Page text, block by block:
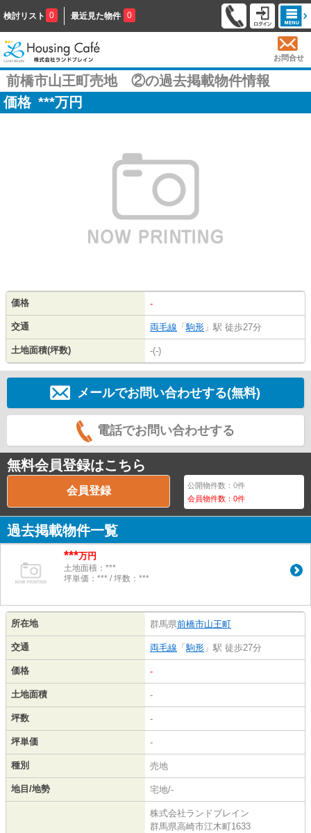
検討リスト 0 最近見た物件 0
お問合せ
前橋市山王町売地 ②の過去掲載物件情報
価格 ***万円
価格 -
交通 両毛線 「 駒形 」駅 徒歩27分
土地面積(坪数) -(-)
メールでお問い合わせする(無料)
電話でお問い合わせする
無料会員登録はこちら
会員登録 公開物件数：0件
会員物件数：0件
過去掲載物件一覧
***万円
土地面積：***
坪単価：*** / 坪数：***
所在地 群馬県前橋市山王町
交通 両毛線 「 駒形 」駅 徒歩27分
価格 -
土地面積 -
坪数 -
坪単価 -
種別 売地
地目/地勢 宅地/-
株式会社ランドブレイン
群馬県高崎市江木町1633